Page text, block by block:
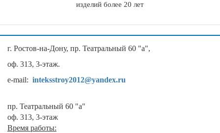
изделий более 20 лет
г. Ростов-на-Дону, пр. Театральный 60 "а",
оф. 313, 3-этаж.
e-mail: inteksstroy2012@yandex.ru
пр. Театральный 60 "а"
оф. 313, 3-этаж
Время работы: